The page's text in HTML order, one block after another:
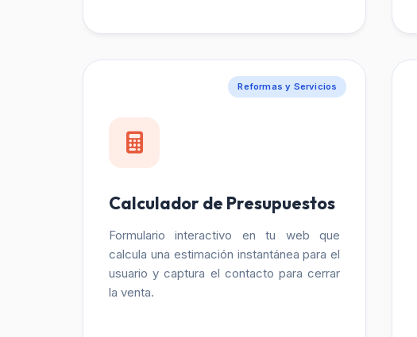
Reformas y Servicios
Calculador de Presupuestos
Formulario interactivo en tu web que
calcula una estimación instantánea para el
usuario y captura el contacto para cerrar
la venta.